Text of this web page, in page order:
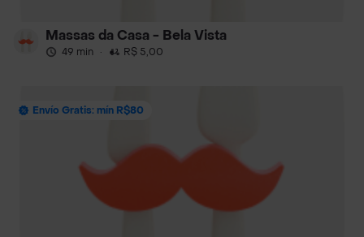
Massas da Casa - Bela Vista
49 min · R$ 5,00
Envío Gratis: mín R$80